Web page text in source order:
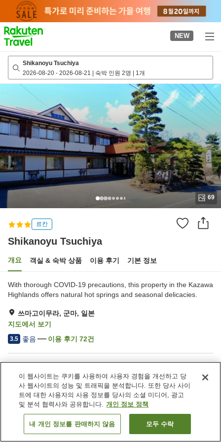
page
NEW
Shikanoyu Tsuchiya
2026-08-20 - 2026-08-21 | 숙박 인원 2명 | 1개
69
료칸
Shikanoyu Tsuchiya
개요 객실 & 숙박 상품 이용 후기 기본 정보
With thorough COVID-19 precautions, this property in the Kazawa
Highlands offers natural hot springs and seasonal delicacies.
쓰마고이무라, 군마, 일본
지도에서 보기
3.5 좋음 이용 후기 72건
주차장
자동판매기
상점
회의실
객실 보기
이 웹사이트는 쿠키를 사용하여 사용자 경험을 개선하고 당
사 웹사이트의 성능 및 트래픽을 분석합니다. 또한 당사 사이
트에 대한 사용자의 사용 정보를 당사의 소셜 미디어, 광고
및 분석 협력사와 공유합니다. 개인 정보 정책
내 개인 정보를 판매하지 않음 모두 수락